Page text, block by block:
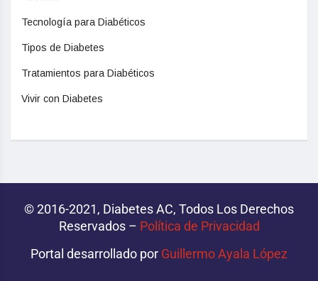
Tecnología para Diabéticos
Tipos de Diabetes
Tratamientos para Diabéticos
Vivir con Diabetes
© 2016-2021, Diabetes AC, Todos Los Derechos
Reservados – Política de Privacidad‌­
Portal desarrollado por Guillermo Ayala López